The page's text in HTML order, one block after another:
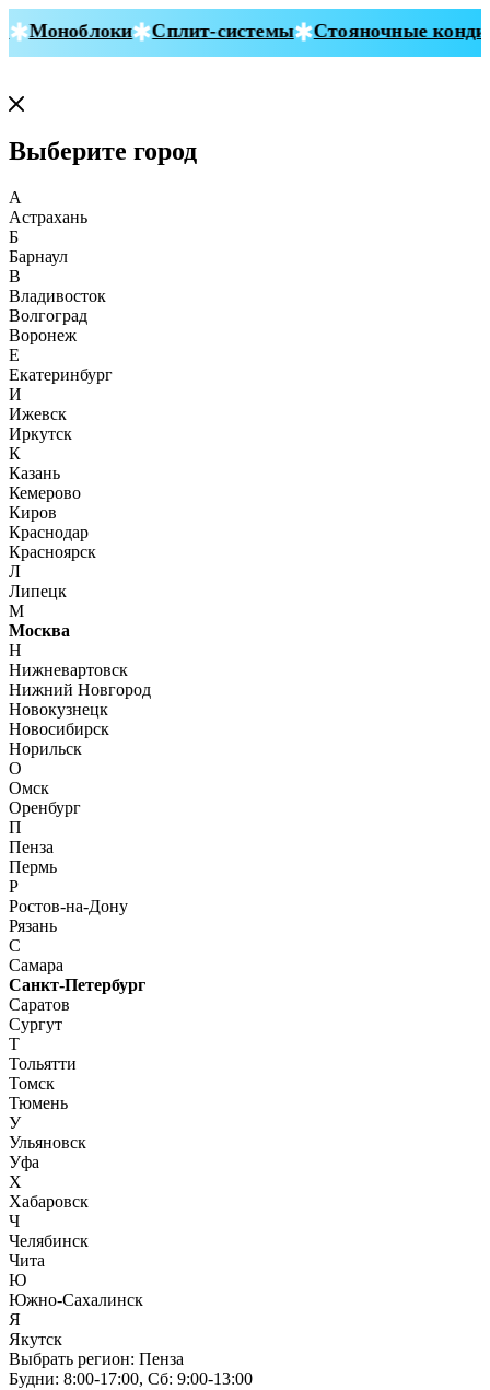
Моноблоки Сплит-системы Стояночные
Выберите город
А
Астрахань
Б
Барнаул
В
Владивосток
Волгоград
Воронеж
Е
Екатеринбург
И
Ижевск
Иркутск
К
Казань
Кемерово
Киров
Краснодар
Красноярск
Л
Липецк
М
Москва
Н
Нижневартовск
Нижний Новгород
Новокузнецк
Новосибирск
Норильск
О
Омск
Оренбург
П
Пенза
Пермь
Р
Ростов-на-Дону
Рязань
С
Самара
Санкт-Петербург
Саратов
Сургут
Т
Тольятти
Томск
Тюмень
У
Ульяновск
Уфа
Х
Хабаровск
Ч
Челябинск
Чита
Ю
Южно-Сахалинск
Я
Якутск
Выбрать регион: Пенза
Будни: 8:00‑17:00, Сб: 9:00‑13:00